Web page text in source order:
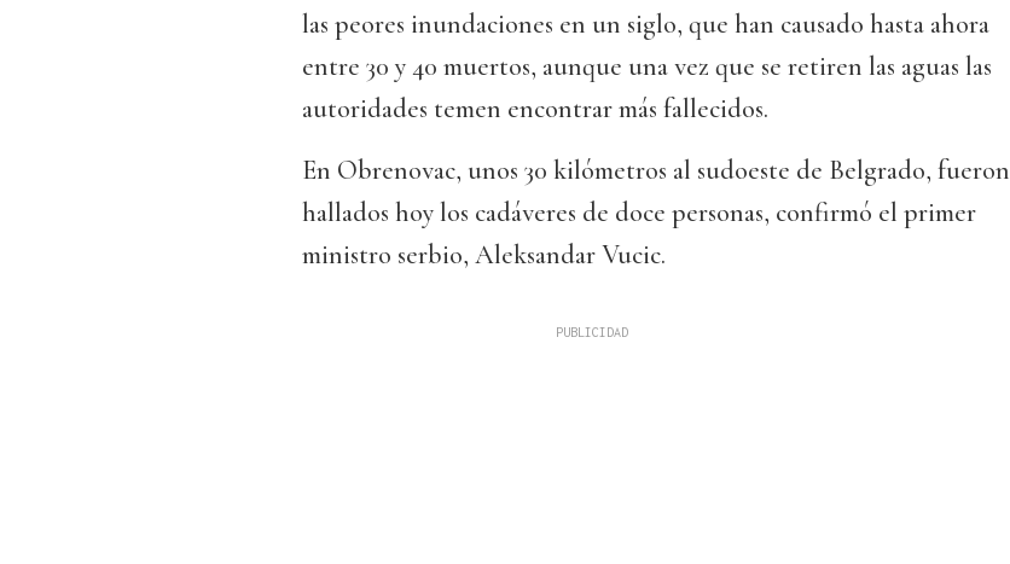
las peores inundaciones en un siglo, que han causado hasta ahora
entre 30 y 40 muertos, aunque una vez que se retiren las aguas las
autoridades temen encontrar más fallecidos.
En Obrenovac, unos 30 kilómetros al sudoeste de Belgrado, fueron
hallados hoy los cadáveres de doce personas, confirmó el primer
ministro serbio, Aleksandar Vucic.